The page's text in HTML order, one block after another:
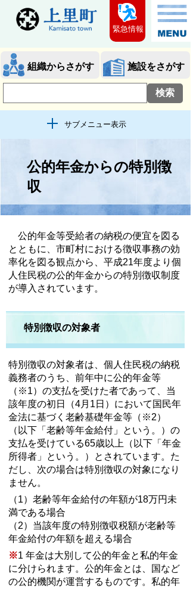
組織からさがす 施設をさがす
サブメニュー表示
緊急情報
公的年金からの特別徴
収
公的年金等受給者の納税の便宜を図る
とともに、市町村における徴収事務の効
率化を図る観点から、平成21年度より個
人住民税の公的年金からの特別徴収制度
が導入されています。
特別徴収の対象者
特別徴収の対象者は、個人住民税の納税
義務者のうち、前年中に公的年金等
（※1）の支払を受けた者であって、当
該年度の初日（4月1日）において国民年
金法に基づく老齢基礎年金等（※2）
（以下「老齢等年金給付」という。）の
支払を受けている65歳以上（以下「年金
所得者」という。）とされています。た
だし、次の場合は特別徴収の対象になり
ません。
（1）老齢等年金給付の年額が18万円未
満である場合
（2）当該年度の特別徴収税額が老齢等
年金給付の年額を超える場合
※1 年金は大別して公的年金と私的年金
に分けられます。公的年金とは、国など
の公的機関が運営するものです。私的年